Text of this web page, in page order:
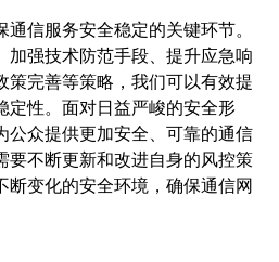
信服务安全稳定的关键环节。
加强技术防范手段、提升应急响
策完善等策略，我们可以有效提
定性。面对日益严峻的安全形
公众提供更加安全、可靠的通信
要不断更新和改进自身的风控策
断变化的安全环境，确保通信网